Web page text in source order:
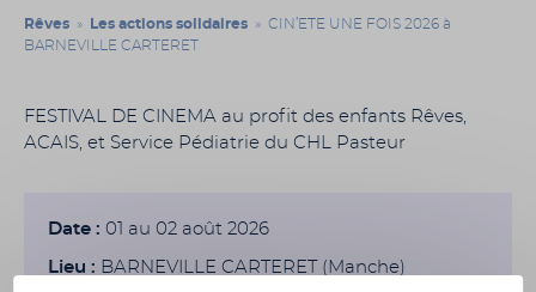
Rêves » Les actions solidaires » CIN’ETE UNE FOIS 2026 à
BARNEVILLE CARTERET
FESTIVAL DE CINEMA au profit des enfants Rêves,
ACAIS, et Service Pédiatrie du CHL Pasteur
Date : 01 au 02 août 2026
Lieu : BARNEVILLE CARTERET (Manche)